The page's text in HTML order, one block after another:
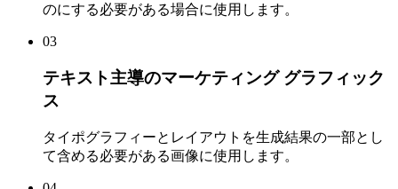
のにする必要がある場合に使用します。
03
テキスト主導のマーケティング グラフィック
ス
タイポグラフィーとレイアウトを生成結果の一部とし
て含める必要がある画像に使用します。